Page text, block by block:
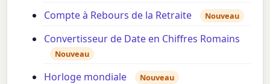
Compte à Rebours de la Retraite Nouveau
Convertisseur de Date en Chiffres Romains
Nouveau
Horloge mondiale Nouveau